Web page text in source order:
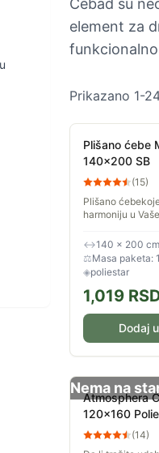
Ćebad su
element za
Prikazano 1-
Plišano ćebe
140x200 SB
(15)
Plišano
harmoniju u
na dodir.
cm, dužina 200
↔140 × 200 cm
⚖Masa paketa:
◈poliestar
1,019
Dodaj
Nema na
Atmosphera
120x160
(14)